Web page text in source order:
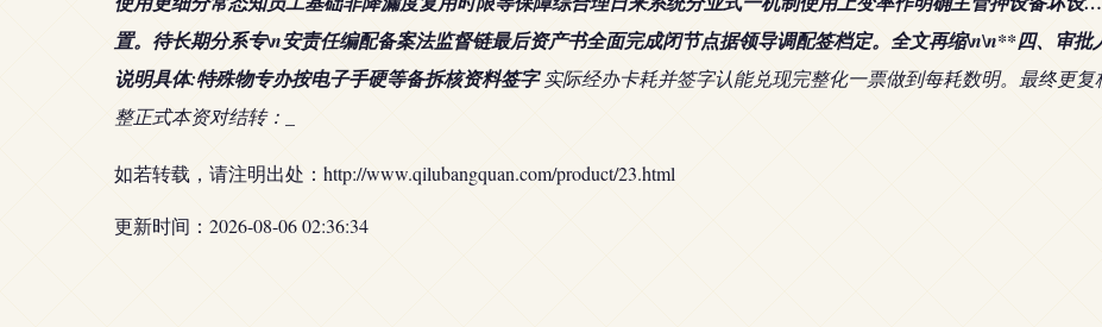
置。待长期分系专\n安责任编配备案法监督链最后资产书全面完成闭节点据领导调配签档定。全文再缩\n\n**四、审
说明具体:特殊物专办按电子手硬等备拆核资料签字实际经办卡耗并签字认能兑现完整化一票做到每耗数明。最终更
整正式本资对结转：
如若转载，请注明出处：http://www.qilubangquan.com/product/23.html
更新时间：2026-08-06 02:36:34